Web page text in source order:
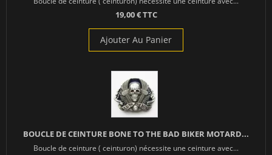
19,00 € TTC
Ajouter Au Panier
BOUCLE DE CEINTURE BONE TO THE BAD BIKER MOTARD...
Boucle de ceinture ( ceinturon) nécessite une ceinture avec...